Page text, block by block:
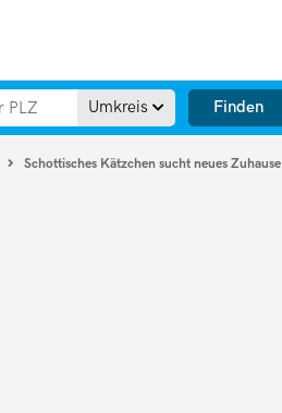
Umkreis Finden
Schottisches Kätzchen sucht neues Zuhause